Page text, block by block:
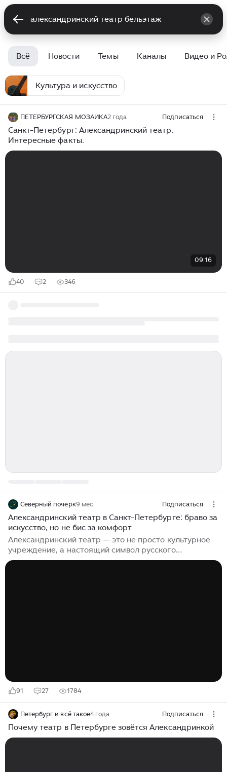
Всё Новости Темы Каналы Видео и
Культура и искусство
ПЕТЕРБУРГСКАЯ МОЗАИКА2 года Подписаться
Санкт-Петербург: Александринский театр.
Интересные факты.
09:16
40 2 346
Северный почерк9 мес Подписаться
Александринский театр в Санкт-Петербурге: браво за
искусство, но не бис за комфорт
Александринский театр — это не просто культурное
учреждение, а настоящий символ русского
театрального искусства, чья история неразрывно
91 27 1784
Петербург и всё такое4 года Подписаться
Почему театр в Петербурге зовётся Александринкой